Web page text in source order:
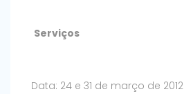
Serviços
Data: 24 e 31 de março de 2012